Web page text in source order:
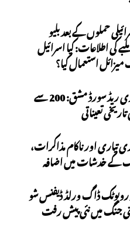
حملوں کے بعد بلیو
کی اطلاعات: کیا اسرائیل
استعمال کیا؟
چین کی سب سے بڑی ریڈ سورڈ مشق: 200 سے
تعیناتی
تیاری اور ناکام مذاکرات،
کے خدشات میں اضافہ
روبوٹک ڈاگ ورلڈ ڈیفنس شو